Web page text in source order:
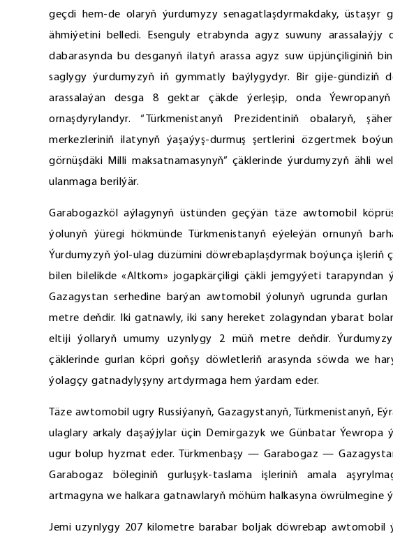
geçdi hem-de olaryň ýurdumyzy senagatlaşdyrmakdaky, üstaşyr
ähmiýetini belledi. Esenguly etrabynda agyz suwuny arassalaýjy
dabarasynda bu desganyň ilatyň arassa agyz suw üpjünçiliginiň
saglygy ýurdumyzyň iň gymmatly baýlygydyr. Bir gije-gündiziň
arassalaýan desga 8 gektar çäkde ýerleşip, onda
ornaşdyrylandyr. “Türkmenistanyň Prezidentiniň obalaryň,
merkezleriniň ilatynyň ýaşaýyş-durmuş şertlerini özgertmek
görnüşdäki Milli maksatnamasynyň” çäklerinde ýurdumyzyň ähli
ulanmaga berilýär.
Garabogazköl aýlagynyň üstünden geçýän täze awtomobil
ýolunyň ýüregi hökmünde Türkmenistanyň eýeleýän ornunyň
Ýurdumyzyň ýol-ulag düzümini döwrebaplaşdyrmak boýunça işleriň
bilen bilelikde «Altkom» jogapkärçiligi çäkli jemgyýeti
Gazagystan serhedine barýan awtomobil ýolunyň ugrunda
metre deňdir. Iki gatnawly, iki sany hereket zolagyndan ybarat
eltiji ýollaryň umumy uzynlygy 2 müň metre deňdir.
çäklerinde gurlan köpri goňşy döwletleriň arasynda söwda we
ýolagçy gatnadylyşyny artdyrmaga hem ýardam eder.
Täze awtomobil ugry Russiýanyň, Gazagystanyň, Türkmenistanyň,
ulaglary arkaly daşaýjylar üçin Demirgazyk we Günbatar
ugur bolup hyzmat eder. Türkmenbaşy — Garabogaz —
Garabogaz böleginiň gurluşyk-taslama işleriniň amala
artmagyna we halkara gatnawlaryň möhüm halkasyna öwrülmegine
Jemi uzynlygy 207 kilometre barabar boljak döwrebap awtomobil